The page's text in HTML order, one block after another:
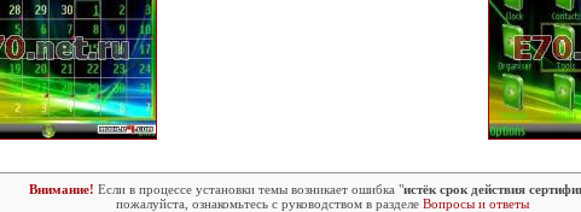
Внимание! Если в процессе установки темы возникает ошибка "истёк срок действия
пожалуйста, ознакомьтесь с руководством в разделе Вопросы и ответы